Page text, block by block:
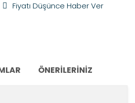
Fiyatı Düşünce Haber Ver
ÖNERILERINIZ